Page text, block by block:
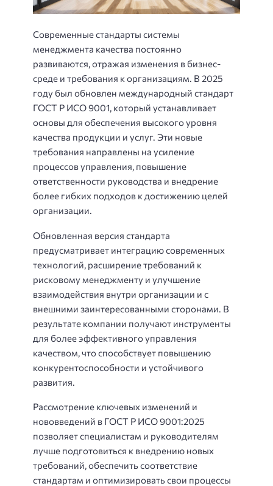
Современные стандарты системы
менеджмента качества постоянно
развиваются, отражая изменения в бизнес-
среде и требования к организациям. В 2025
году был обновлен международный стандарт
ГОСТ Р ИСО 9001, который устанавливает
основы для обеспечения высокого уровня
качества продукции и услуг. Эти новые
требования направлены на усиление
процессов управления, повышение
ответственности руководства и внедрение
более гибких подходов к достижению целей
организации.
Обновленная версия стандарта
предусматривает интеграцию современных
технологий, расширение требований к
рисковому менеджменту и улучшение
взаимодействия внутри организации и с
внешними заинтересованными сторонами. В
результате компании получают инструменты
для более эффективного управления
качеством, что способствует повышению
конкурентоспособности и устойчивого
развития.
Рассмотрение ключевых изменений и
нововведений в ГОСТ Р ИСО 9001:2025
позволяет специалистам и руководителям
лучше подготовиться к внедрению новых
требований, обеспечить соответствие
стандартам и оптимизировать свои процессы